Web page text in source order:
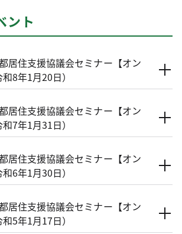
ント
住支援協議会セミナー【オン
8年1月20日）
住支援協議会セミナー【オン
7年1月31日）
住支援協議会セミナー【オン
6年1月30日）
住支援協議会セミナー【オン
5年1月17日）